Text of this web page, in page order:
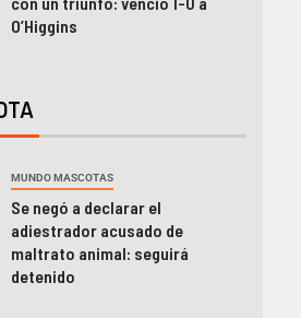
O’Higgins
MUNDO MASCOTAS
Se negó a declarar el
adiestrador acusado de
maltrato animal: seguirá
detenido